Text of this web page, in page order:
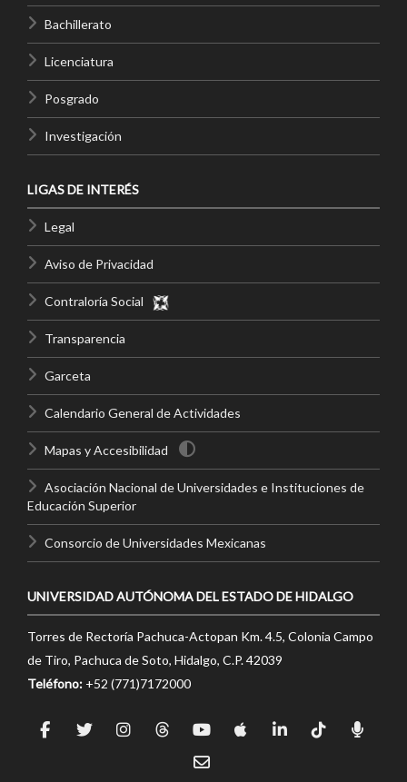
Bachillerato
Licenciatura
Posgrado
Investigación
LIGAS DE INTERÉS
Legal
Aviso de Privacidad
Contraloría Social
Transparencia
Garceta
Calendario General de Actividades
Mapas y Accesibilidad
Asociación Nacional de Universidades e Instituciones de
Educación Superior
Consorcio de Universidades Mexicanas
UNIVERSIDAD AUTÓNOMA DEL ESTADO DE HIDALGO
Torres de Rectoría Pachuca-Actopan Km. 4.5, Colonia Campo
de Tiro, Pachuca de Soto, Hidalgo, C.P. 42039
Teléfono: +52 (771)7172000